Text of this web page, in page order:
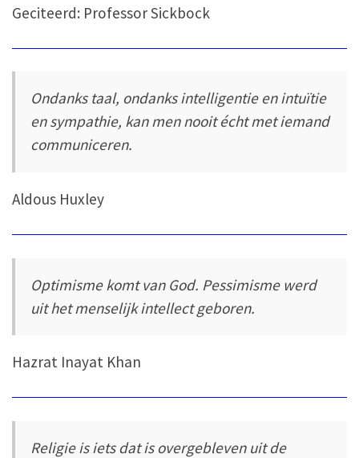
Geciteerd: Professor Sickbock
Ondanks taal, ondanks intelligentie en intuïtie
en sympathie, kan men nooit écht met iemand
communiceren.
Aldous Huxley
Optimisme komt van God. Pessimisme werd
uit het menselijk intellect geboren.
Hazrat Inayat Khan
Religie is iets dat is overgebleven uit de